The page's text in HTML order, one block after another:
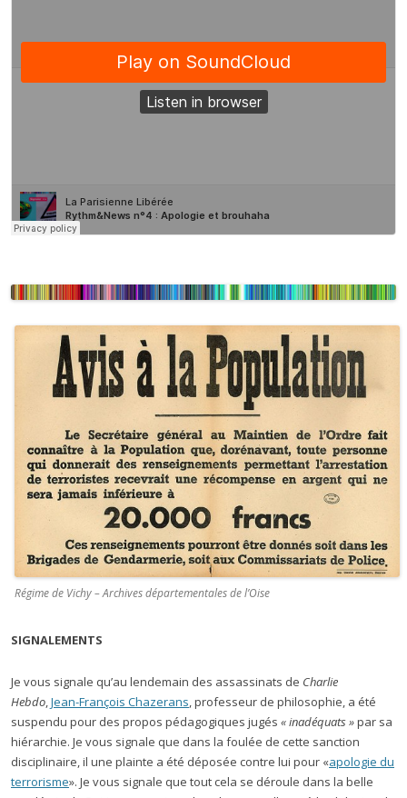
Régime de Vichy – Archives départementales de l’Oise
SIGNALEMENTS
Je vous signale qu’au lendemain des assassinats de Charlie
Hebdo,Jean-François Chazerans, professeur de philosophie, a été
suspendu pour des propos pédagogiques jugés « inadéquats »par sa
hiérarchie. Je vous signale que dans la foulée de cette sanction
disciplinaire, il une plainte a été déposée contre lui pour «apologie du
terrorisme». Je vous signale que tout cela se déroule dans la belle